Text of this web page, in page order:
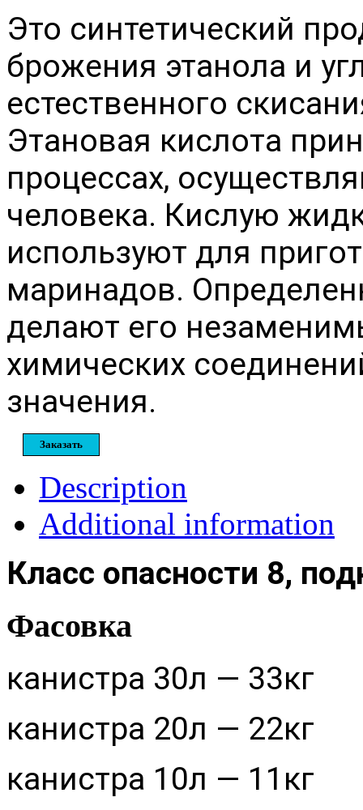
Это синтетический
брожения этанола и
естественного
Этановая кислота
процессах,
человека. Кислую
используют для
маринадов.
делают его
химических
значения.
Заказать
Description
Additional information
Класс опасности 8,
Фасовка
канистра 30л — 33кг
канистра 20л — 22кг
канистра 10л — 11кг